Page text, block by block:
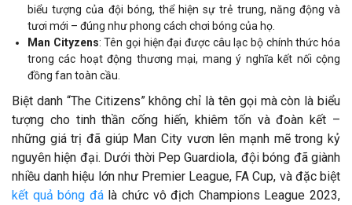
biểu tượng của đội bóng, thể hiện sự trẻ trung, năng động và
tươi mới – đúng như phong cách chơi bóng của họ.
Man Cityzens: Tên gọi hiện đại được câu lạc bộ chính thức hóa
trong các hoạt động thương mại, mang ý nghĩa kết nối cộng
đồng fan toàn cầu.
Biệt danh “The Citizens” không chỉ là tên gọi mà còn là biểu
tượng cho tinh thần cống hiến, khiêm tốn và đoàn kết –
những giá trị đã giúp Man City vươn lên mạnh mẽ trong kỷ
nguyên hiện đại. Dưới thời Pep Guardiola, đội bóng đã giành
nhiều danh hiệu lớn như Premier League, FA Cup, và đặc biệt
kết quả bóng đálà chức vô địch Champions League 2023,